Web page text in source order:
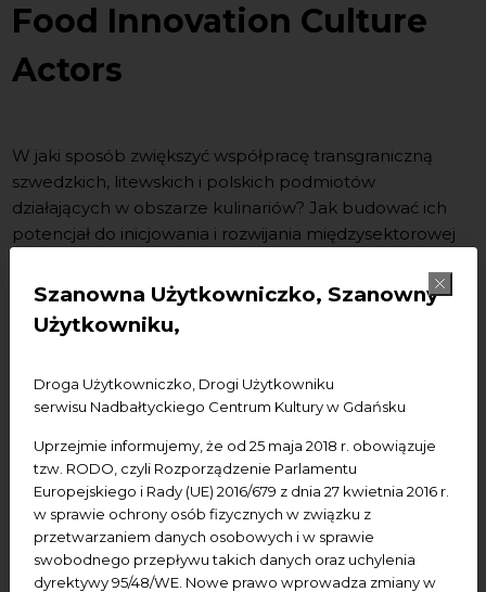
Szanowna Użytkowniczko, Szanowny
Użytkowniku,
Droga Użytkowniczko, Drogi Użytkowniku
serwisu Nadbałtyckiego Centrum Kultury w Gdańsku
Uprzejmie informujemy, że od 25 maja 2018 r. obowiązuje
tzw. RODO, czyli Rozporządzenie Parlamentu
Europejskiego i Rady (UE) 2016/679 z dnia 27 kwietnia 2016 r.
w sprawie ochrony osób fizycznych w związku z
przetwarzaniem danych osobowych i w sprawie
swobodnego przepływu takich danych oraz uchylenia
dyrektywy 95/48/WE. Nowe prawo wprowadza zmiany w
Food Innovation Culture
Actors
W jaki sposób zwiększyć współpracę transgraniczną
szwedzkich, litewskich i polskich podmiotów
działających w obszarze kulinariów? Jak budować ich
potencjał do inicjowania i rozwijania międzysektorowej
bazę dla rozwijania działalności biznesowej?
Odpowiedzi na m. in. te pytania będziemy
South Baltic Food Innovation Culture Actors”
dofinansowanego w ramach programu Interreg
Partnerem wiodącym projektu jestKrinova Incubator
& Science Park , instytucja naukowo-technologiczna
utworzona z udziałem Gminy Kristianstad i Uniwersytetu
w Kristianstad w województwie Skåne w Szwecji. W
charakterze partnerów występują w projekcie dwa